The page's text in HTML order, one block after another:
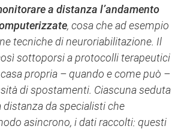
a distanza l’andamento
, cosa che ad esempio
tecniche di neuroriabilitazione. Il
sottoporsi a protocolli terapeutici
propria – quando e come può –
di spostamenti. Ciascuna seduta
distanza da specialisti che
asincrono, i dati raccolti: questi